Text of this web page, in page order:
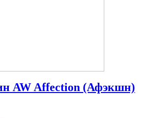
AW Affection (Афэкшн)